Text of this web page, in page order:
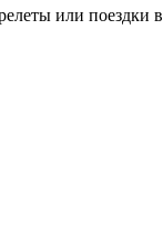
или